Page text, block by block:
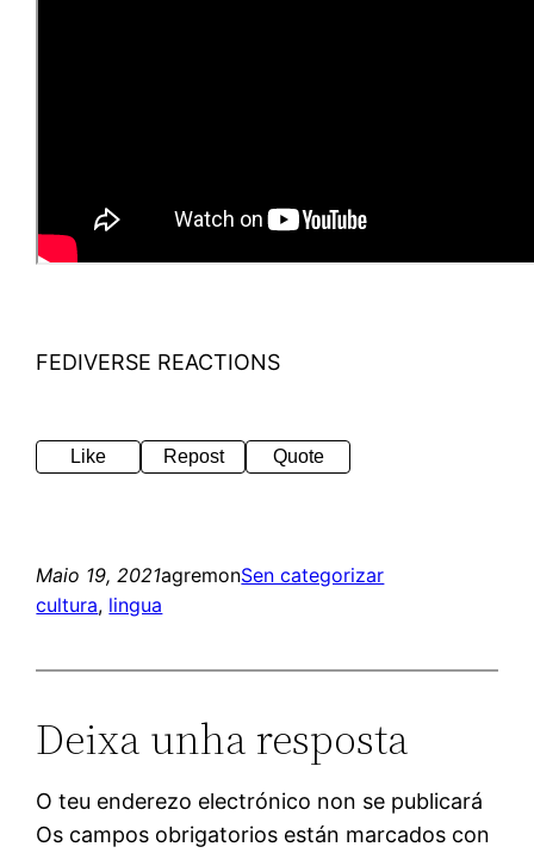
FEDIVERSE REACTIONS
Like Repost Quote
Maio 19, 2021agremonSen categorizar
cultura, lingua
Deixa unha resposta
O teu enderezo electrónico non se publicará
Os campos obrigatorios están marcados con